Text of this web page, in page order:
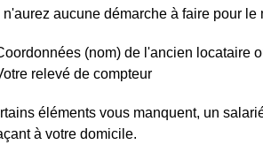
n'aurez aucune démarche à faire pour
(nom) de l'ancien locataire
relevé de compteur
éléments vous manquent, un
à votre domicile.